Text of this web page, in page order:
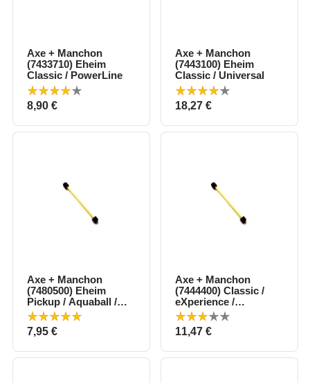
Axe + Manchon
(7433710) Eheim
Classic / PowerLine
Prix
8,90 €
Axe + Manchon
(7443100) Eheim
Classic / Universal
Prix
18,27 €
Axe + Manchon
(7480500) Eheim
Pickup / Aquaball /
Biopower
Prix
7,95 €
Axe + Manchon
(7444400) Classic /
eXperience /
Powerline
Prix
11,47 €